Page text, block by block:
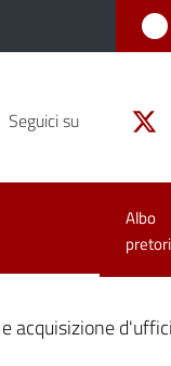
Seguici su
Albo
acquisizione